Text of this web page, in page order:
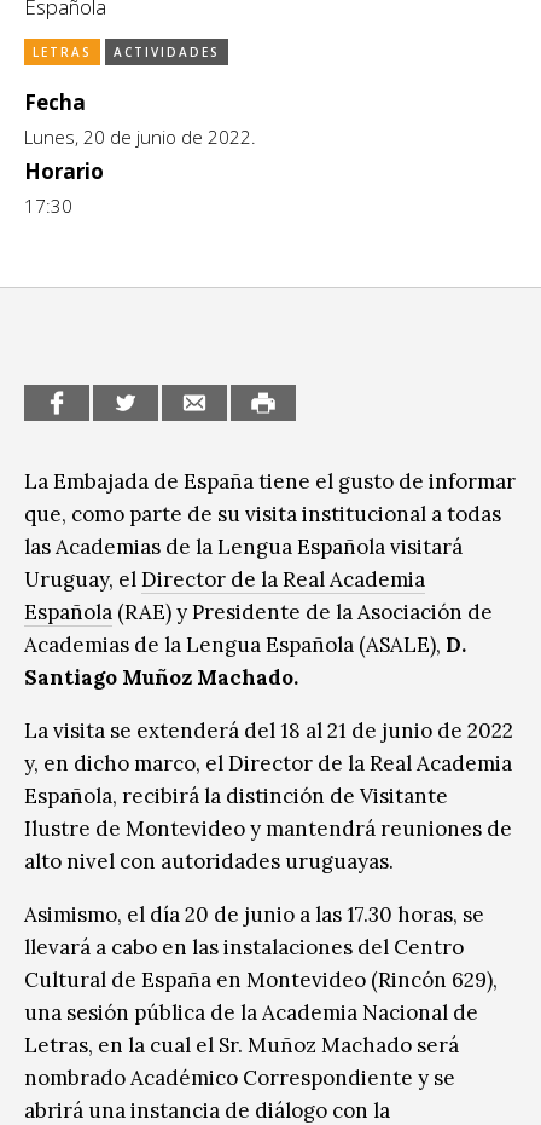
CCE en el interior/libros
Exposiciones
Formación
Género y Diversidad
Infantil y Juvenil
Sin categoría
Española
LETRAS ACTIVIDADES
Fecha
Lunes, 20 de junio de 2022.
Horario
17:30
La Embajada de España tiene el gusto de informar
que, como parte de su visita institucional a todas
las Academias de la Lengua Española visitará
Uruguay, elDirector de la Real Academia
Española (RAE) y Presidente de la Asociación de
Academias de la Lengua Española (ASALE), D.
Santiago Muñoz Machado.
La visita se extenderá del 18 al 21 de junio de 2022
y, en dicho marco, el Director de la Real Academia
Española, recibirá la distinción de Visitante
Ilustre de Montevideo y mantendrá reuniones de
alto nivel con autoridades uruguayas.
Asimismo, el día 20 de junio a las 17.30 horas, se
llevará a cabo en las instalaciones del Centro
Cultural de España en Montevideo (Rincón 629),
una sesión pública de la Academia Nacional de
Letras, en la cual el Sr. Muñoz Machado será
nombrado Académico Correspondiente y se
abrirá una instancia de diálogo con la